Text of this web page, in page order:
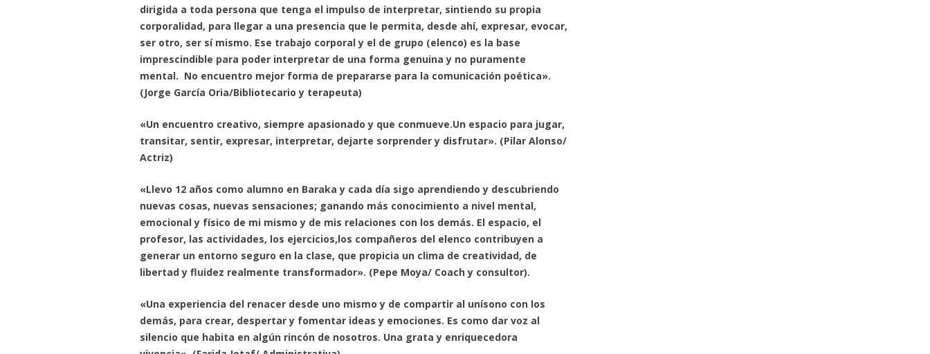
dirigida a toda persona que tenga el impulso de interpretar, sintiendo su propia
corporalidad, para llegar a una presencia que le permita, desde ahí, expresar, evocar,
ser otro, ser sí mismo. Ese trabajo corporal y el de grupo (elenco) es la base
imprescindible para poder interpretar de una forma genuina y no puramente
mental. No encuentro mejor forma de prepararse para la comunicación poética».
(Jorge García Oria/Bibliotecario y terapeuta)
«Un encuentro creativo, siempre apasionado y que conmueve.Un espacio para jugar,
transitar, sentir, expresar, interpretar, dejarte sorprender y disfrutar». (Pilar Alonso/
Actriz)
«Llevo 12 años como alumno en Baraka y cada día sigo aprendiendo y descubriendo
nuevas cosas, nuevas sensaciones; ganando más conocimiento a nivel mental,
emocional y físico de mi mismo y de mis relaciones con los demás. El espacio, el
profesor, las actividades, los ejercicios,los compañeros del elenco contribuyen a
generar un entorno seguro en la clase, que propicia un clima de creatividad, de
libertad y fluidez realmente transformador». (Pepe Moya/ Coach y consultor).
«Una experiencia del renacer desde uno mismo y de compartir al unísono con los
demás, para crear, despertar y fomentar ideas y emociones. Es como dar voz al
silencio que habita en algún rincón de nosotros. Una grata y enriquecedora